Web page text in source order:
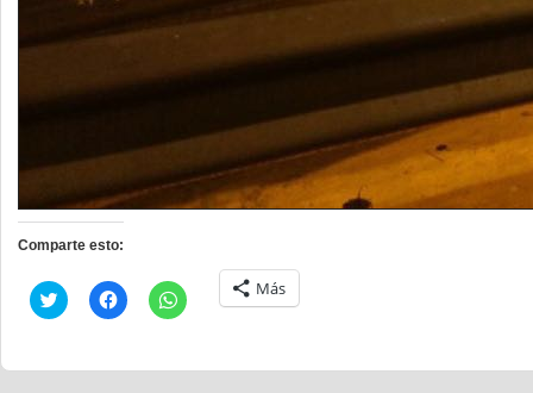
Comparte esto:
Haz
clic
Twitter
Haz
clic
Facebook
Haz
clic
WhatsApp
Más